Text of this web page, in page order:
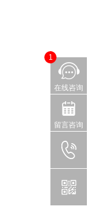
在线咨询
1
留言咨询